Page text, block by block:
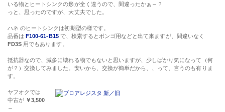
いる物とヒートシンクの形が全く違うので、間違ったかぁ～？
っと、思ったのですが、大丈夫でした。
ハネ のヒートシンクは初期型の様です。
品番はF100-61-B15で、検索するとボンゴ用などと出て来ますが、間違いなく
FD3S 用でもあります。
抵抗器なので、滅多に壊れる物でもないと思いますが、少しばかり気になって（何
が？）交換してみました。安いから、交換が簡単だから、、って、言うのも有りま
す。
ヤフオクでは
中古が ￥3,500
～